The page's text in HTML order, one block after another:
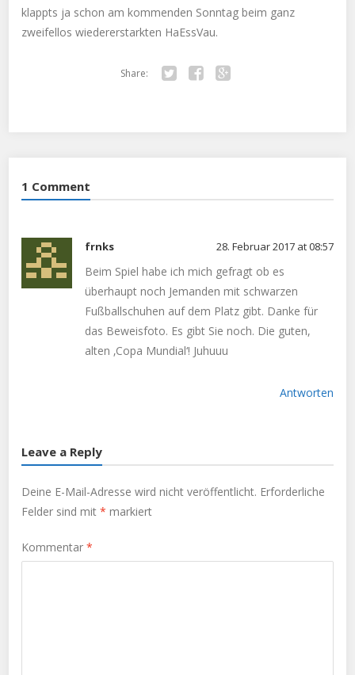
klappts ja schon am kommenden Sonntag beim ganz
zweifellos wiedererstarkten HaEssVau.
Share:
1 Comment
frnks 28. Februar 2017 at 08:57
Beim Spiel habe ich mich gefragt ob es
überhaupt noch Jemanden mit schwarzen
Fußballschuhen auf dem Platz gibt. Danke für
das Beweisfoto. Es gibt Sie noch. Die guten,
alten ‚Copa Mundial‘! Juhuuu
Antworten
Leave a Reply
Deine E-Mail-Adresse wird nicht veröffentlicht. Erforderliche
Felder sind mit* markiert
Kommentar*